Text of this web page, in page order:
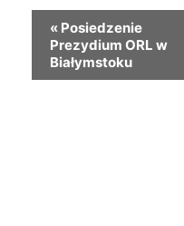
« Posiedzenie
Prezydium ORL w
Białymstoku